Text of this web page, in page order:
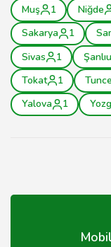
Muş
1 Niğde
Sakarya
1
Sivas
1
Tokat
1
Yalova
1